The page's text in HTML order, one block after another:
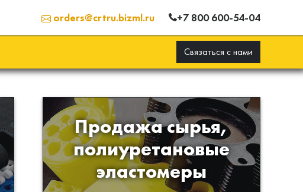
orders@crtru.bizml.ru +7 800 600-54-04
Связаться с нами
Продажа сырья,
полиуретановые
эластомеры
Продажа сырья для
производства изделий из
полиуретана